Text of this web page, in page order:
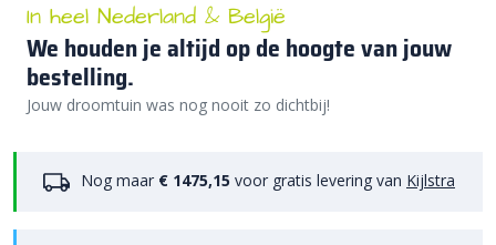
In heel Nederland & België
We houden je altijd op de hoogte van jouw
bestelling.
Jouw droomtuin was nog nooit zo dichtbij!
Nog maar € 1475,15 voor gratis levering van Kijlstra